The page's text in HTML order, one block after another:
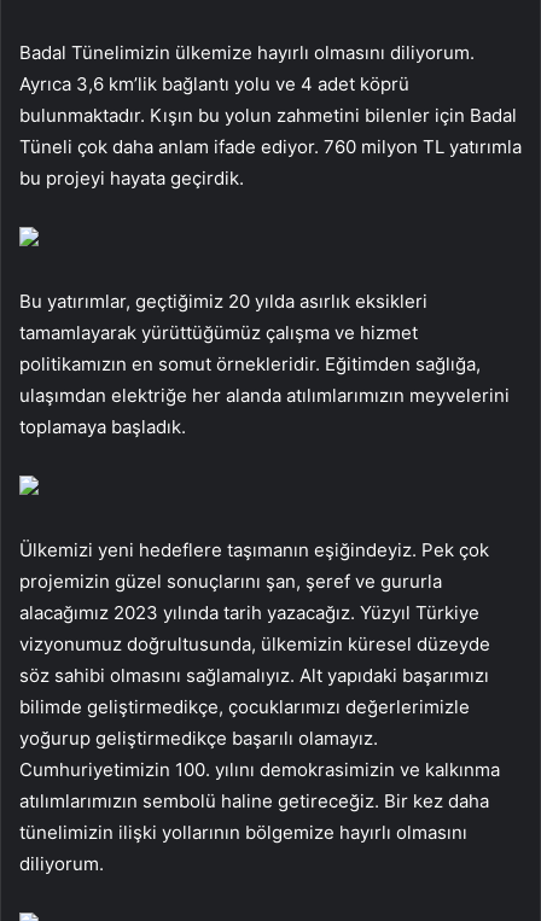
Badal Tünelimizin ülkemize hayırlı olmasını diliyorum.
Ayrıca 3,6 km’lik bağlantı yolu ve 4 adet köprü
bulunmaktadır. Kışın bu yolun zahmetini bilenler için Badal
Tüneli çok daha anlam ifade ediyor. 760 milyon TL yatırımla
bu projeyi hayata geçirdik.
Bu yatırımlar, geçtiğimiz 20 yılda asırlık eksikleri
tamamlayarak yürüttüğümüz çalışma ve hizmet
politikamızın en somut örnekleridir. Eğitimden sağlığa,
ulaşımdan elektriğe her alanda atılımlarımızın meyvelerini
toplamaya başladık.
Ülkemizi yeni hedeflere taşımanın eşiğindeyiz. Pek çok
projemizin güzel sonuçlarını şan, şeref ve gururla
alacağımız 2023 yılında tarih yazacağız. Yüzyıl Türkiye
vizyonumuz doğrultusunda, ülkemizin küresel düzeyde
söz sahibi olmasını sağlamalıyız. Alt yapıdaki başarımızı
bilimde geliştirmedikçe, çocuklarımızı değerlerimizle
yoğurup geliştirmedikçe başarılı olamayız.
Cumhuriyetimizin 100. yılını demokrasimizin ve kalkınma
atılımlarımızın sembolü haline getireceğiz. Bir kez daha
tünelimizin ilişki yollarının bölgemize hayırlı olmasını
diliyorum.